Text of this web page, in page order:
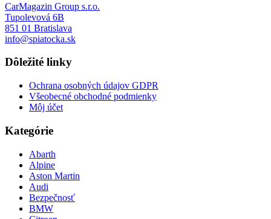
CarMagazin Group s.r.o.
Tupolevová 6B
851 01 Bratislava
info@spiatocka.sk
Dôležité linky
Ochrana osobných údajov GDPR
Všeobecné obchodné podmienky
Môj účet
Kategórie
Abarth
Alpine
Aston Martin
Audi
Bezpečnosť
BMW